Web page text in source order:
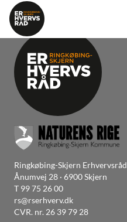
Ringkøbing-Skjern Erhvervsråd
Ånumvej 28 · 6900 Skjern
T 99 75 26 00
rs@rserhverv.dk
CVR. nr. 26 39 79 28